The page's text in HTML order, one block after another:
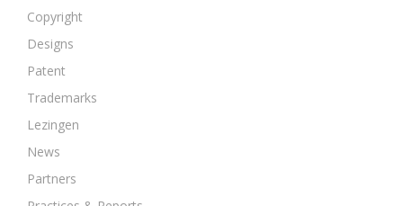
Copyright
Designs
Patent
Trademarks
Lezingen
News
Partners